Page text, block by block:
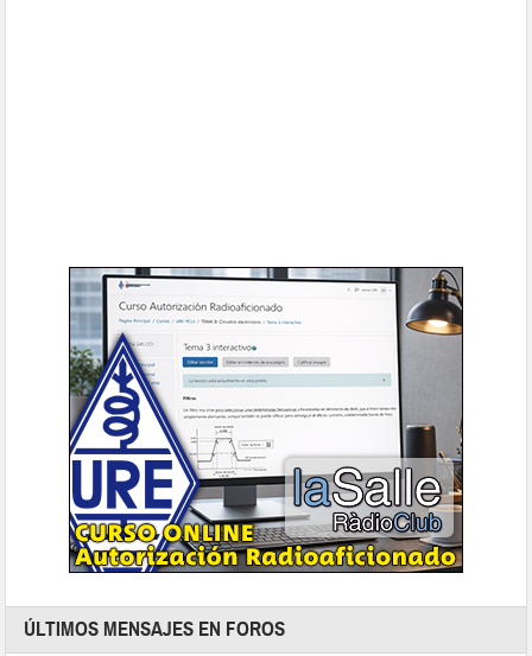
ÚLTIMOS MENSAJES EN FOROS